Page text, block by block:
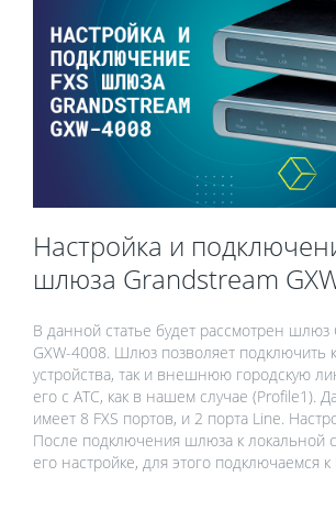
Настройка и
шлюза Grandstream
В данной статье будет рассмотрен шлюз
GXW-4008. Шлюз позволяет подключить
устройства, так и внешнюю городскую
его с АТС, как в нашем случае (Profile1).
имеет 8 FXS портов, и 2 порта Line.
После подключения шлюза к локальной
его настройке, для этого подключаемся